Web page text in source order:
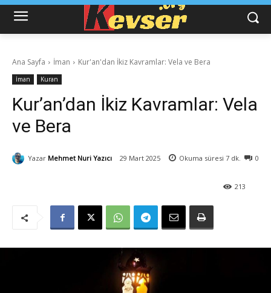
Ana Sayfa İman Kur'an'dan İkiz Kavramlar: Vela ve Bera
İman Kuran
Kur’an’dan İkiz Kavramlar: Vela
ve Bera
Yazar Mehmet Nuri Yazıcı 29 Mart 2025 Okuma süresi 7 dk. 0
213